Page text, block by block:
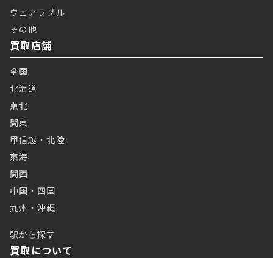
ウェアラブル
その他
買取店舗
全国
北海道
東北
関東
甲信越・北陸
東海
関西
中国・四国
九州・沖縄
駅から探す
買取について